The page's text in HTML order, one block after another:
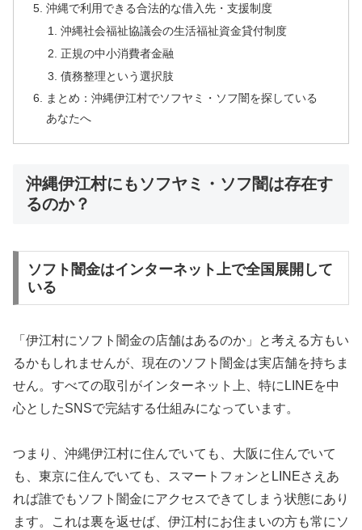
沖縄で利用できる合法的な借入先・支援制度
沖縄社会福祉協議会の生活福祉資金貸付制度
正規の中小消費者金融
債務整理という選択肢
まとめ：沖縄伊江村でソフヤミ・ソフ闇を探している
あなたへ
沖縄伊江村にもソフヤミ・ソフ闇は存在す
るのか？
ソフト闇金はインターネット上で全国展開して
いる
「伊江村にソフト闇金の店舗はあるのか」と考える方もい
るかもしれませんが、現在のソフト闇金は実店舗を持ちま
せん。すべての取引がインターネット上、特にLINEを中
心としたSNSで完結する仕組みになっています。
つまり、沖縄伊江村に住んでいても、大阪に住んでいて
も、東京に住んでいても、スマートフォンとLINEさえあ
れば誰でもソフト闇金にアクセスできてしまう状態にあり
ます。これは裏を返せば、伊江村にお住まいの方も常にソ